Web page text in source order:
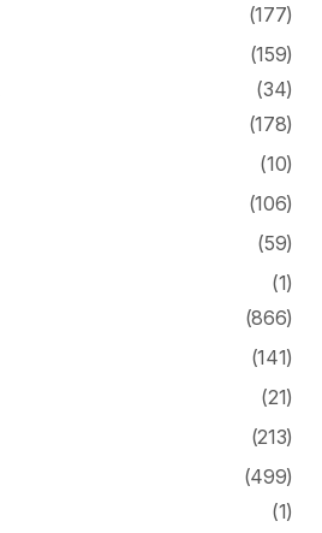
(177)
(159)
(34)
(178)
(10)
(106)
(59)
(1)
(866)
(141)
(21)
(213)
(499)
(1)